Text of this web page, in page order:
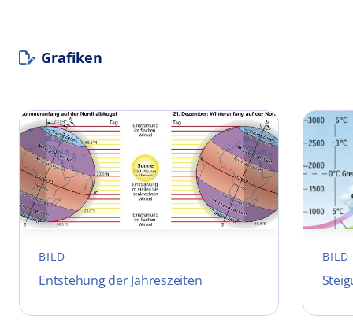
Grafiken
BILD
Entstehung der Jahreszeiten
BILD